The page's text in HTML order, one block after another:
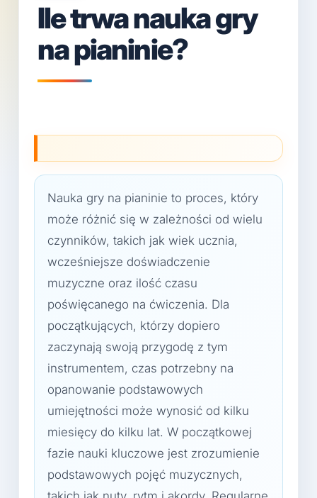
Ile trwa nauka gry
na pianinie?
Nauka gry na pianinie to proces, który
może różnić się w zależności od wielu
czynników, takich jak wiek ucznia,
wcześniejsze doświadczenie
muzyczne oraz ilość czasu
poświęcanego na ćwiczenia. Dla
początkujących, którzy dopiero
zaczynają swoją przygodę z tym
instrumentem, czas potrzebny na
opanowanie podstawowych
umiejętności może wynosić od kilku
miesięcy do kilku lat. W początkowej
fazie nauki kluczowe jest zrozumienie
podstawowych pojęć muzycznych,